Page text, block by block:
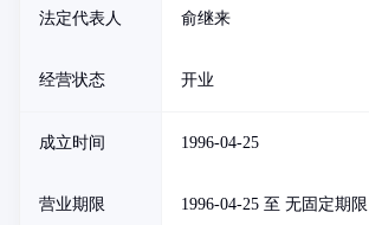
法定代表人 俞继来
经营状态 开业
成立时间 1996-04-25
营业期限 1996-04-25 至 无固定期限